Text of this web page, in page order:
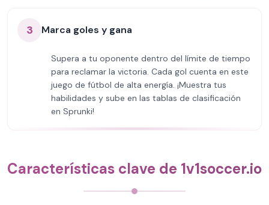
3 Marca goles y gana
Supera a tu oponente dentro del límite de tiempo
para reclamar la victoria. Cada gol cuenta en este
juego de fútbol de alta energía. ¡Muestra tus
habilidades y sube en las tablas de clasificación
en Sprunki!
Características clave de 1v1soccer.io